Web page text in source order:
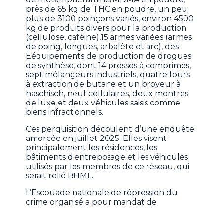
près de 65 kg de THC en poudre, un peu
plus de 3100 poinçons variés, environ 4500
kg de produits divers pour la production
(cellulose, caféine),15 armes variées (armes
de poing, longues, arbalète et arc), des
Eéquipements de production de drogues
de synthèse, dont 14 presses à comprimés,
sept mélangeurs industriels, quatre fours
à extraction de butane et un broyeur à
haschisch, neuf cellulaires, deux montres
de luxe et deux véhicules saisis comme
biens infractionnels.
Ces perquisition découlent d’une enquête
amorcée en juillet 2025. Elles visent
principalement les résidences, les
bâtiments d’entreposage et les véhicules
utilisés par les membres de ce réseau, qui
serait relié BHML.
L’Escouade nationale de répression du
crime organisé a pour mandat de